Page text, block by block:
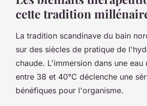
cette tradition
La tradition scandinave du bain
sur des siècles de pratique de
chaude. L'immersion dans une eau
entre 38 et 40°C déclenche une
bénéfiques pour l'organisme.